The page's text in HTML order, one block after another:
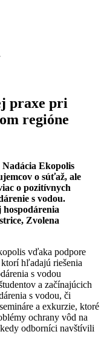
praxe pri
regióne
Ekopolis
o súťaž, ale
o pozitívnych
s vodou.
Zvolena
vďaka podpore
hľadajú riešenia
s vodou
a začínajúcich
s vodou, či
a exkurzie, ktoré
ochrany vôd na
odborníci navštívili